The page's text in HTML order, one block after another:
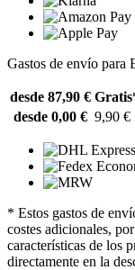
Gastos de envío para
desde 87,90 €
desde 0,00 € 9,90 €
* Estos gastos de
costes adicionales,
características de los
directamente en la